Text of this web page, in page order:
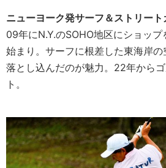
ニューヨーク発サーフ＆ストリー
09年にN.Y.のSOHO地区にショッ
始まり。サーフに根差した東海岸
落とし込んだのが魅力。22年から
ト。